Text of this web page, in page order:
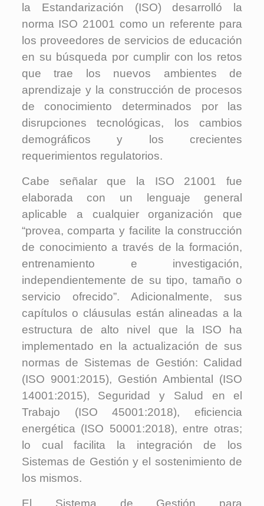
la Estandarización (ISO) desarrolló la
norma ISO 21001 como un referente para
los proveedores de servicios de educación
en su búsqueda por cumplir con los retos
que trae los nuevos ambientes de
aprendizaje y la construcción de procesos
de conocimiento determinados por las
disrupciones tecnológicas, los cambios
demográficos y los crecientes
requerimientos regulatorios.
Cabe señalar que la ISO 21001 fue
elaborada con un lenguaje general
aplicable a cualquier organización que
“provea, comparta y facilite la construcción
de conocimiento a través de la formación,
entrenamiento e investigación,
independientemente de su tipo, tamaño o
servicio ofrecido”. Adicionalmente, sus
capítulos o cláusulas están alineadas a la
estructura de alto nivel que la ISO ha
implementado en la actualización de sus
normas de Sistemas de Gestión: Calidad
(ISO 9001:2015), Gestión Ambiental (ISO
14001:2015), Seguridad y Salud en el
Trabajo (ISO 45001:2018), eficiencia
energética (ISO 50001:2018), entre otras;
lo cual facilita la integración de los
Sistemas de Gestión y el sostenimiento de
los mismos.
El Sistema de Gestión para